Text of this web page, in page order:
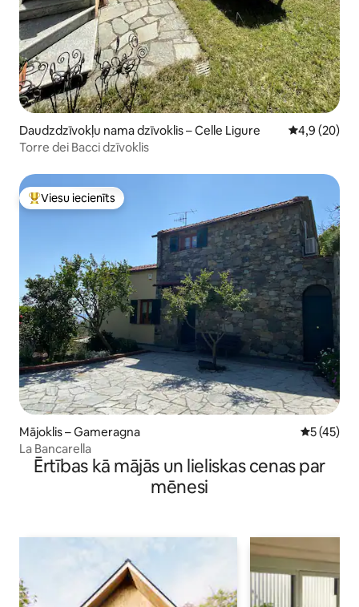
Daudzdzīvokļu nama dzīvoklis – Celle Ligure Vidējais
4,9 (20)
Torre dei Bacci dzīvoklis
Populārs viesu iecienīts mājoklis
Viesu iecienīts
Mājoklis – Gameragna Vidējais
5 (45)
La Bancarella
Ērtības kā mājās un lieliskas cenas par
mēnesi